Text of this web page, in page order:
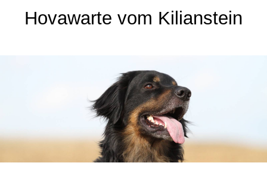
Hovawarte vom Kilianstein